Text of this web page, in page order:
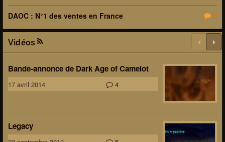
4
DAOC : N°1 des ventes en France
Vidéos
Bande-annonce de Dark Age of Camelot
17 avril 2014 4
Legacy